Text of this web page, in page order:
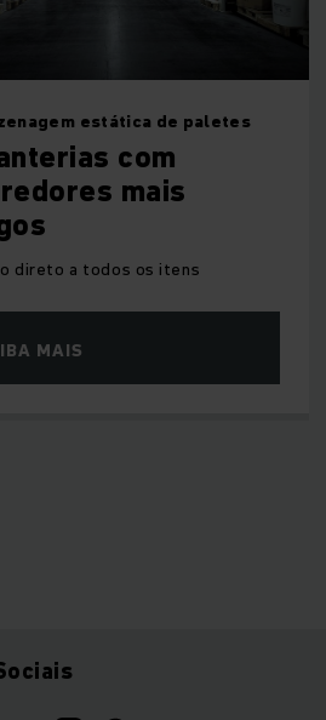
estática de paletes
com
mais
direto a todos os itens
MAIS